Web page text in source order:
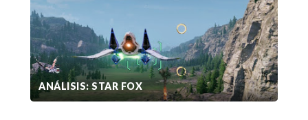
ANÁLISIS: STAR FOX